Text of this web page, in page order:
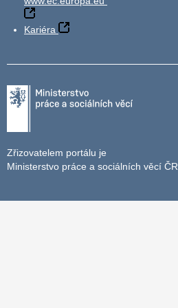
Kariéra
Zřizovatelem portálu je
Ministerstvo práce a sociálních věcí ČR